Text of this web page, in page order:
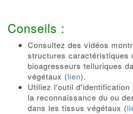
Conseils :
Consultez des vidéos
structures caractéristiques
bioagresseurs telluriques
végétaux (lien).
Utiliez l'outil d'identification
la reconnaissance du ou
dans les tissus végétaux (